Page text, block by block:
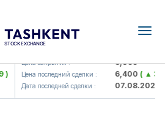
UZMK (<O'zmetkombinat> AJ)
Цена закрытия : 6,099
Цена последний сделки : 6,400( ▲
Дата последней сделки : 07.08.2026